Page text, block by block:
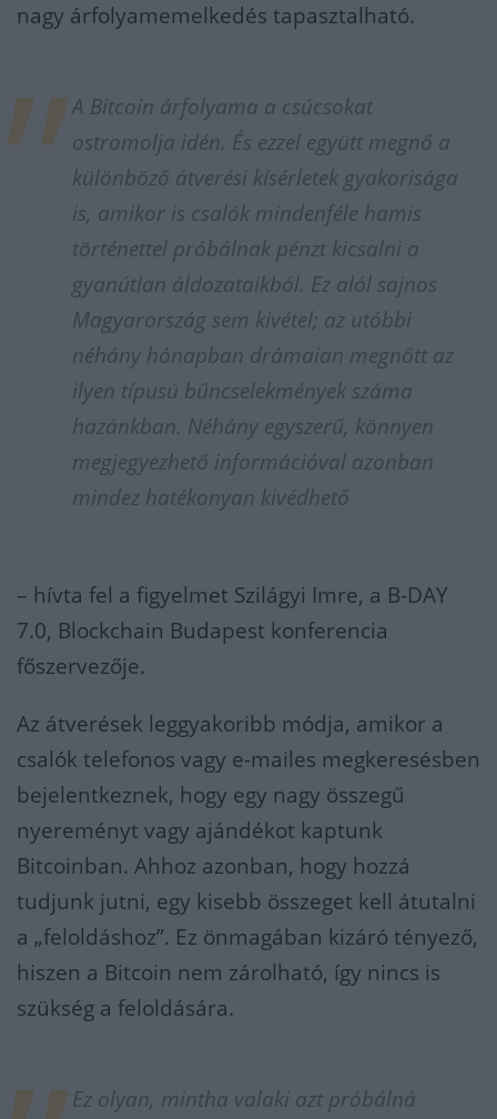
nagy árfolyamemelkedés tapasztalható.
A Bitcoin árfolyama a csúcsokat
ostromolja idén. És ezzel együtt megnő a
különböző átverési kísérletek gyakorisága
is, amikor is csalók mindenféle hamis
történettel próbálnak pénzt kicsalni a
gyanútlan áldozataikból. Ez alól sajnos
Magyarország sem kivétel; az utóbbi
néhány hónapban drámaian megnőtt az
ilyen típusú bűncselekmények száma
hazánkban. Néhány egyszerű, könnyen
megjegyezhető információval azonban
mindez hatékonyan kivédhető
– hívta fel a figyelmet Szilágyi Imre, a B-DAY
7.0, Blockchain Budapest konferencia
főszervezője.
Az átverések leggyakoribb módja, amikor a
csalók telefonos vagy e-mailes megkeresésben
bejelentkeznek, hogy egy nagy összegű
nyereményt vagy ajándékot kaptunk
Bitcoinban. Ahhoz azonban, hogy hozzá
tudjunk jutni, egy kisebb összeget kell átutalni
a „feloldáshoz”. Ez önmagában kizáró tényező,
hiszen a Bitcoin nem zárolható, így nincs is
szükség a feloldására.
Ez olyan, mintha valaki azt próbálná